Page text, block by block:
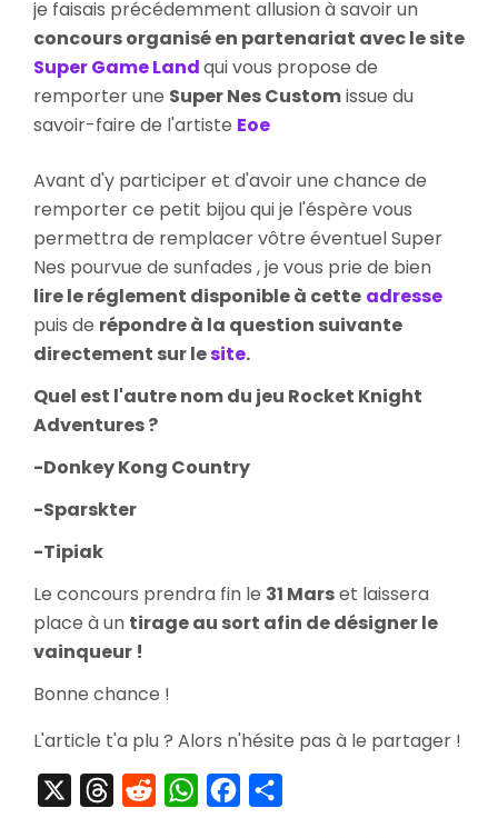
Custom
je faisais précédemment allusion à savoir un
concours organisé en partenariat avec le site
Super Game Landqui vous propose de
remporter une Super Nes Customissue du
savoir-faire de l'artiste Eoe
Avant d'y participer et d'avoir une chance de
remporter ce petit bijou qui je l'éspère vous
permettra de remplacer vôtre éventuel Super
Nes pourvue de sunfades , je vous prie de bien
lire le réglement disponible à cette adresse
puis de répondre à la question suivante
directement sur lesite.
Quel est l'autre nom du jeu Rocket Knight
Adventures ?
-Donkey Kong Country
-Sparskter
-Tipiak
Le concours prendra fin le 31 Marset laissera
place à un tirage au sort afin de désigner le
vainqueur !
Bonne chance !
L'article t'a plu ? Alors n'hésite pas à le partager !
ThreadsRedditWhatsAppFacebook